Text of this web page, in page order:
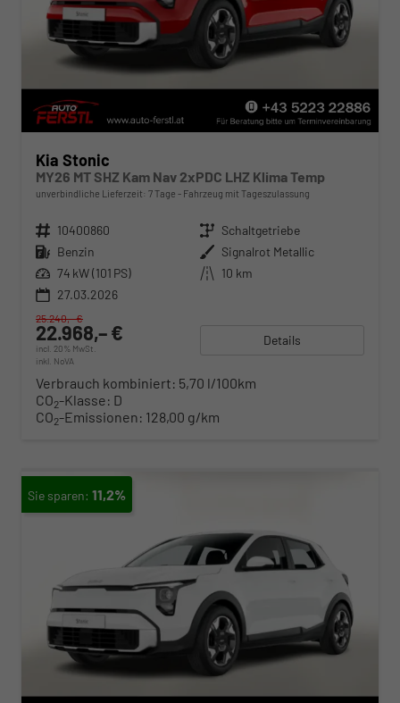
Kia Stonic
MY26 MT SHZ Kam Nav 2xPDC LHZ Klima Temp
unverbindliche Lieferzeit: 7 Tage Fahrzeug mit Tageszulassung
Fahrzeugnr. 10400860 Getriebe Schaltgetriebe
Kraftstoff Benzin Außenfarbe Signalrot Metallic
Leistung 74 kW (101 PS) Kilometerstand 10 km
27.03.2026
22.968,– €
incl. 20% MwSt.
inkl. NoVA
25.240,– €
Details
Verbrauch kombiniert: 5,70 l/100km
CO2-Klasse: D
CO2-Emissionen: 128,00 g/km
11,2%